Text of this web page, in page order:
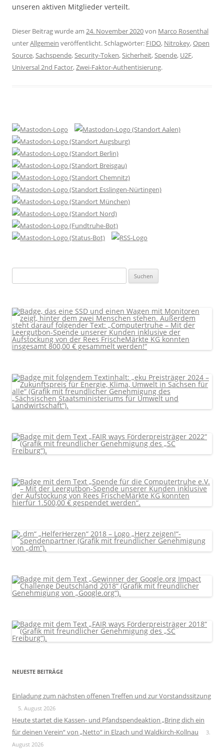
unseren aktiven Mitglieder verteilt.
Dieser Beitrag wurde am 24. November 2020von Marco Rosenthal
unterAllgemein veröffentlicht. Schlagwörter: FIDO, Nitrokey,Open
Source,Sachspende,Security-Token,Sicherheit,Spende, U2F,
Universal 2nd Factor,Zwei-Faktor-Authentisierung.
nach:
NEUESTE BEITRÄGE
Einladung zum nächsten offenen Treffen und zur Vorstandssitzung
5. August 2026
Heute startet die Kassen- und Pfandspendeaktion „Bring dich ein
für deinen Verein“ von „Netto“ in Elzach und Waldkirch-Kollnau
3.
August 2026